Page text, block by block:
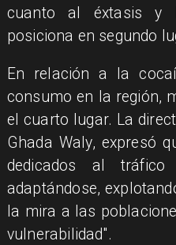
cuanto al éxtasis y
posiciona en segundo
En relación a la
consumo en la región,
el cuarto lugar. La
Ghada Waly, expresó
dedicados al tráfico
adaptándose,
la mira a las
vulnerabilidad".